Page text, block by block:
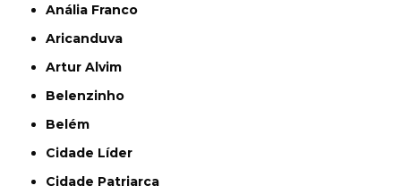
Anália Franco
Aricanduva
Artur Alvim
Belenzinho
Belém
Cidade Líder
Cidade Patriarca